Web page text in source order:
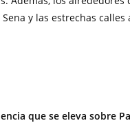
y las estrechas
que se eleva sobre